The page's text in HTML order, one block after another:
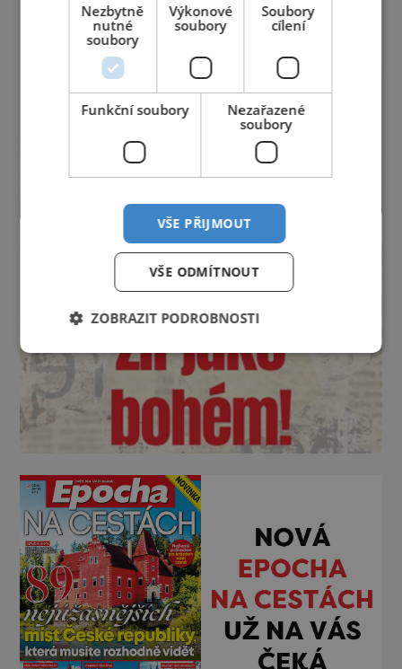
Nezbytně
nutné
soubory
Výkonové
soubory
Soubory
cílení
Funkční soubory
Nezařazené
soubory
VŠE PŘIJMOUT
VŠE ODMÍTNOUT
ZOBRAZIT PODROBNOSTI